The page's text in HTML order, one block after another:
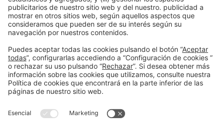
Información general
Aviso legal
Política de privacidad
Política de cookies